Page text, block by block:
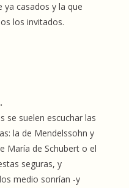
ya casados y la que
los invitados.
se suelen escuchar las
la de Mendelssohn y
María de Schubert o el
seguras, y
medio sonrían -y